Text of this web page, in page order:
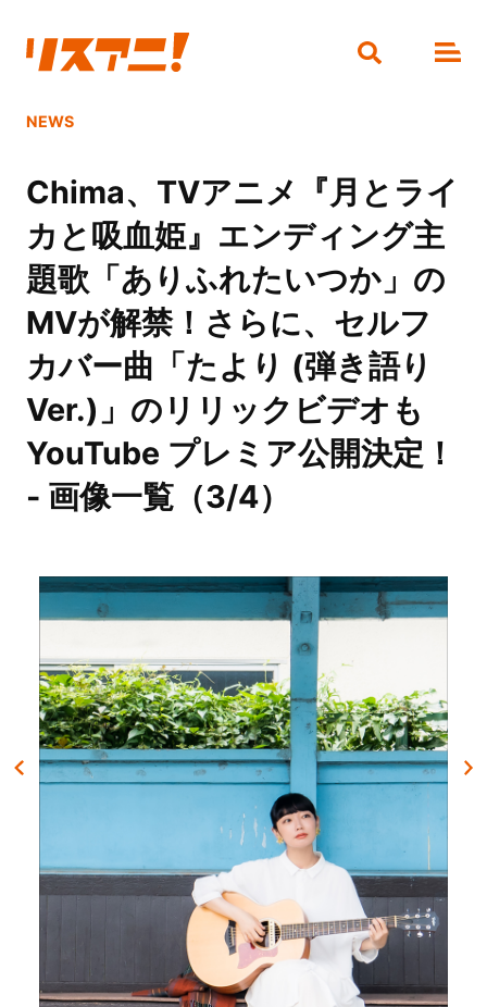
NEWS
Chima、TVアニメ『月とライ
カと吸血姫』エンディング主
題歌「ありふれたいつか」の
MVが解禁！さらに、セルフ
カバー曲「たより (弾き語り
Ver.)」のリリックビデオも
YouTube プレミア公開決定！
- 画像一覧（3/4）